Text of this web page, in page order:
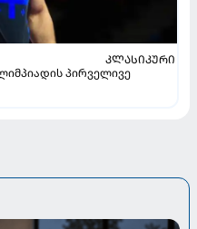
ᲙᲚᲐᲡᲘᲙᲣᲠᲘ
პირველივე